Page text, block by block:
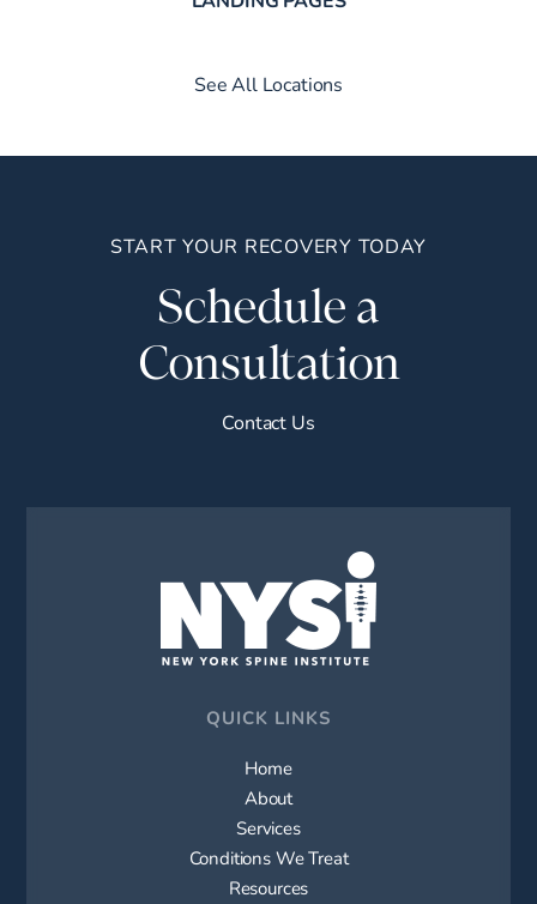
See All Locations
START YOUR RECOVERY TODAY
Schedule a
Consultation
Contact Us
QUICK LINKS
Home
About
Services
Conditions We Treat
Resources